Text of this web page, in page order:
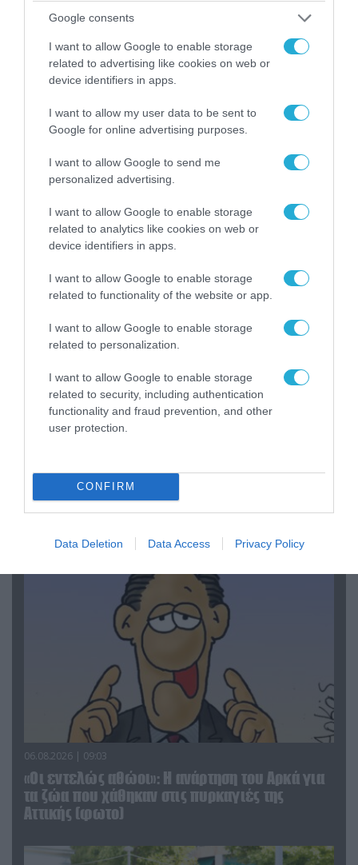
Google consents
I want to allow Google to enable storage
related to advertising like cookies on web or
device identifiers in apps.
I want to allow my user data to be sent to
Google for online advertising purposes.
I want to allow Google to send me
personalized advertising.
I want to allow Google to enable storage
related to analytics like cookies on web or
device identifiers in apps.
I want to allow Google to enable storage
related to functionality of the website or app.
I want to allow Google to enable storage
related to personalization.
I want to allow Google to enable storage
related to security, including authentication
functionality and fraud prevention, and other
user protection.
CONFIRM
Data Deletion Data Access Privacy Policy
07.08.2026 | 20:02
Ο Γιάννης Αλαφούζος «τέλειωσε» τον
Κωνσταντίνο Ζούλα από τον ΣΚΑΪ – Ο λόγος της
απομάκρυνσής του
06.08.2026 | 14:02
«Επιχείρηση ελεύθερα πεζοδρόμια» στην
Αθήνα: Απομακρύνθηκαν παράνομα
06.08.2026 | 09:03
«Οι εντελώς αθώοι»: Η ανάρτηση του Αρκά για
τα ζώα που χάθηκαν στις πυρκαγιές της
Αττικής (φωτο)